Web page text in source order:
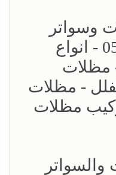
وسواتر
الرياض - 0553770074 - انواع
- مظلات
- مظلات
مظلات
والسواتر